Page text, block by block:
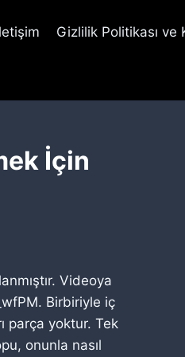
Gizlilik Politikası ve
İçin
Videoya
Birbiriyle iç
parça yoktur. Tek
onunla nasıl